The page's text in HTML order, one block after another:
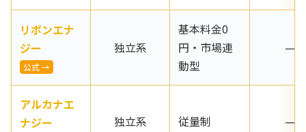
リボンエナ
ジー
公式 →
独立系
基本料金0
円・市場連
動型
—
アルカナエ
ナジー
独立系 従量制 —